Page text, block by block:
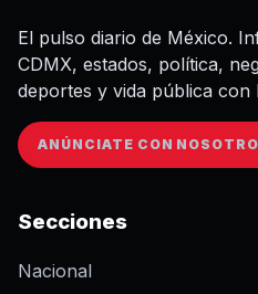
El pulso diario de México.
CDMX, estados, política,
deportes y vida pública con
ANÚNCIATE CON
Secciones
Nacional